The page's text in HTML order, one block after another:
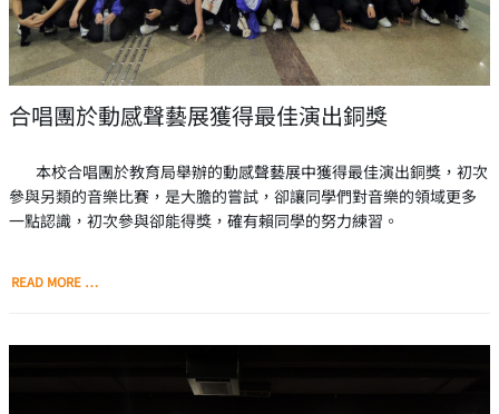
合唱團於動感聲藝展獲得最佳演出銅獎
本校合唱團於教育局舉辦的動感聲藝展中獲得最佳演出銅獎，初次
參與另類的音樂比賽，是大膽的嘗試，卻讓同學們對音樂的領域更多
一點認識，初次參與卻能得獎，確有賴同學的努力練習。
READ MORE …